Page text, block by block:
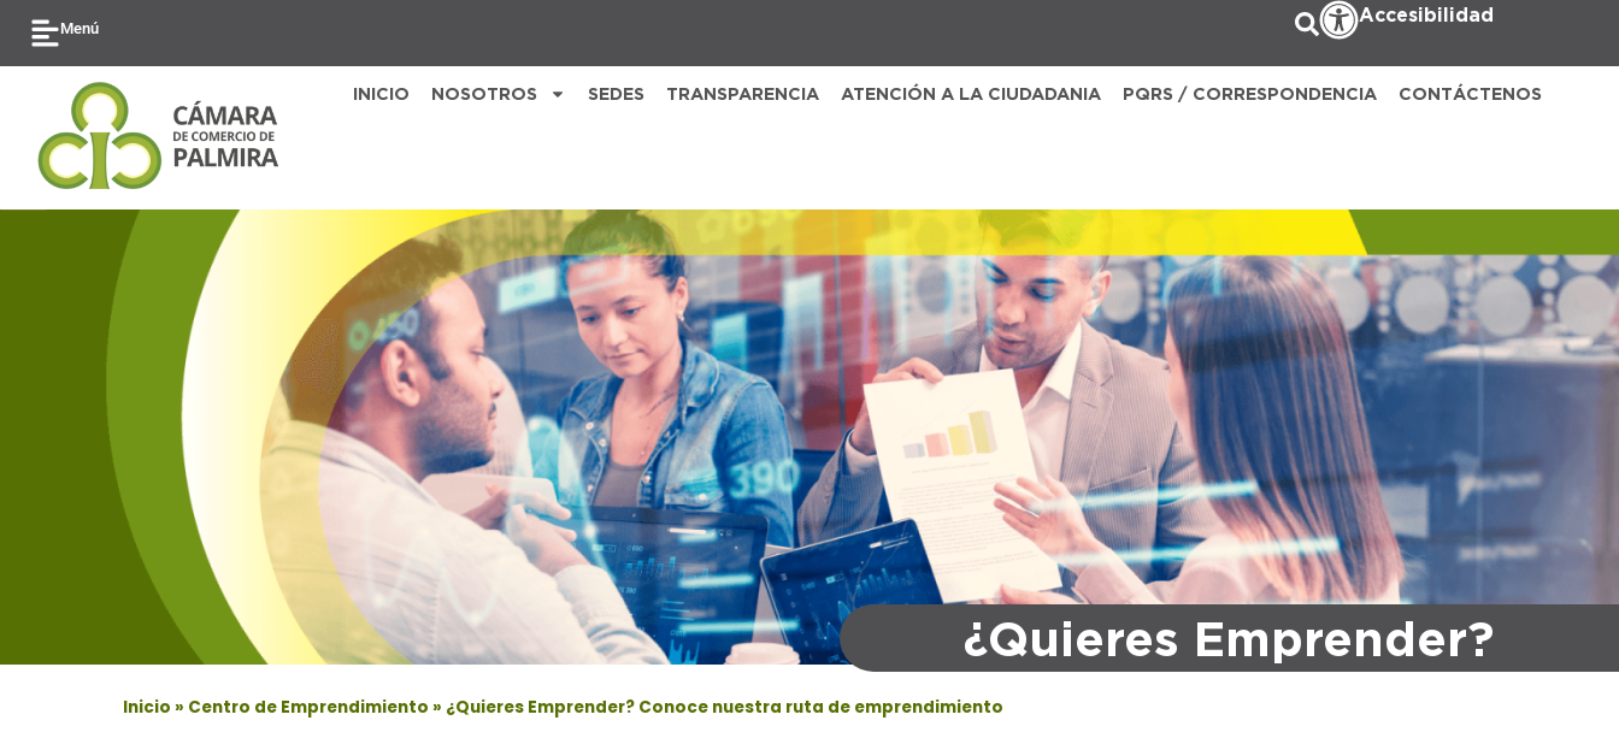
contenido
Menú
Accesibilidad
INICIO NOSOTROS SEDES TRANSPARENCIA ATENCIÓN A LA CIUDADANIA PQRS / CORRESPONDENCIA CONTÁCTENOS
¿Quieres Emprender?
Inicio » Centro de Emprendimiento » ¿Quieres Emprender? Conoce nuestra ruta de emprendimiento